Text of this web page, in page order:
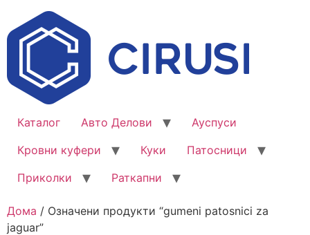
Каталог Авто Делови
Ауспуси
Кровни куфери
Куки
Патосници
Приколки
Раткапни
Дома / Означени продукти “gumeni patosnici za
jaguar”